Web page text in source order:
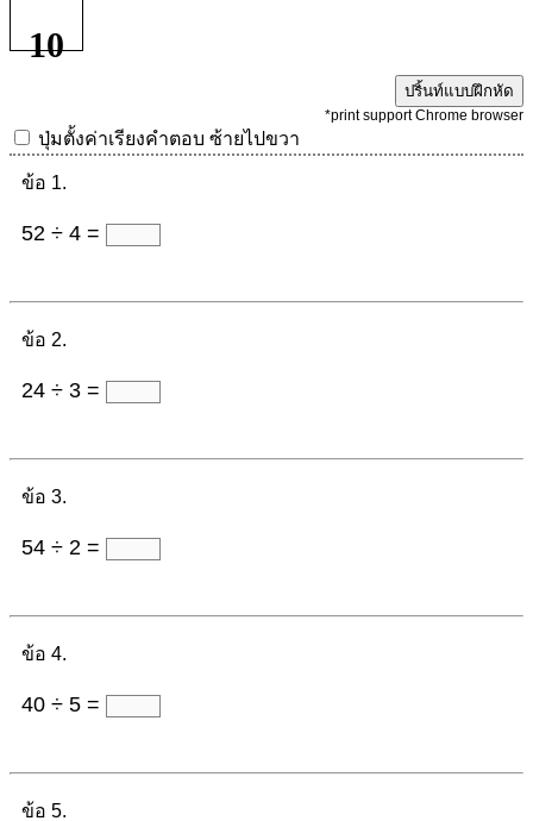
10
ปริ้นท์แบบฝึกหัด
*print support Chrome browser
ปุ่มตั้งค่าเรียงคำตอบ ซ้ายไปขวา
ข้อ 1.
52 ÷ 4 =
ข้อ 2.
24 ÷ 3 =
ข้อ 3.
54 ÷ 2 =
ข้อ 4.
40 ÷ 5 =
ข้อ 5.